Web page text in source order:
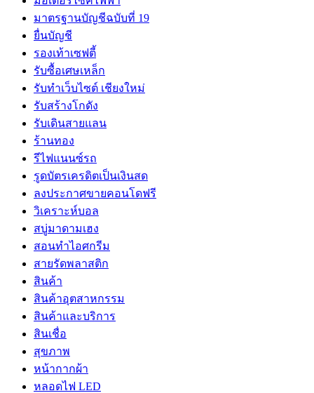
มาตรฐานบัญชีฉบับที่ 19
ยื่นบัญชี
รองเท้าเซฟตี้
รับซื้อเศษเหล็ก
รับทำเว็บไซต์ เชียงใหม่
รับสร้างโกดัง
รับเดินสายแลน
ร้านทอง
รีไฟแนนซ์รถ
รูดบัตรเครดิตเป็นเงินสด
ลงประกาศขายคอนโดฟรี
วิเคราะห์บอล
สบู่มาดามเฮง
สอนทำไอศกรีม
สายรัดพลาสติก
สินค้า
สินค้าอุตสาหกรรม
สินค้าและบริการ
สินเชื่อ
สุขภาพ
หน้ากากผ้า
หลอดไฟ LED